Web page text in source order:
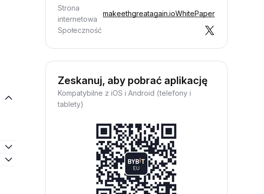
Strona
internetowa
makeethgreatagain.ioWhitePaper
Społeczność
Zeskanuj, aby pobrać aplikację
Kompatybilne z iOS i Android (telefony i
tablety)